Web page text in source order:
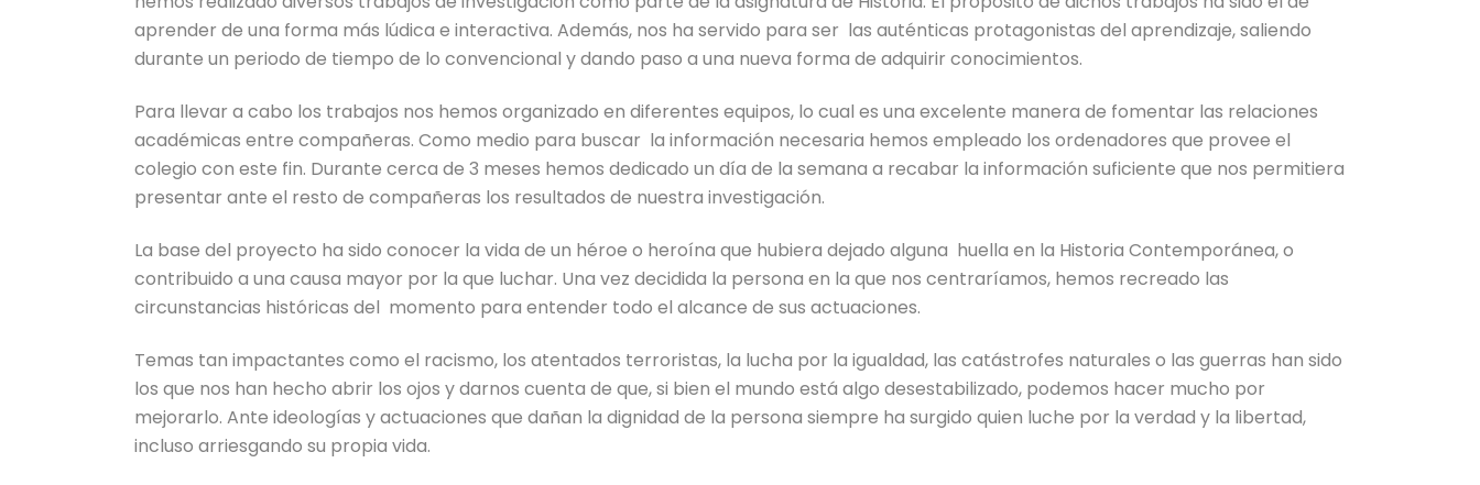
aprender de una forma más lúdica e interactiva. Además, nos ha servido para ser las auténticas protagonistas del aprendizaje, saliendo
durante un periodo de tiempo de lo convencional y dando paso a una nueva forma de adquirir conocimientos.
Para llevar a cabo los trabajos nos hemos organizado en diferentes equipos, lo cual es una excelente manera de fomentar las relaciones
académicas entre compañeras. Como medio para buscar la información necesaria hemos empleado los ordenadores que provee el
colegio con este fin. Durante cerca de 3 meses hemos dedicado un día de la semana a recabar la información suficiente que nos permitiera
presentar ante el resto de compañeras los resultados de nuestra investigación.
La base del proyecto ha sido conocer la vida de un héroe o heroína que hubiera dejado alguna huella en la Historia Contemporánea, o
contribuido a una causa mayor por la que luchar. Una vez decidida la persona en la que nos centraríamos, hemos recreado las
circunstancias históricas del momento para entender todo el alcance de sus actuaciones.
Temas tan impactantes como el racismo, los atentados terroristas, la lucha por la igualdad, las catástrofes naturales o las guerras han sido
los que nos han hecho abrir los ojos y darnos cuenta de que, si bien el mundo está algo desestabilizado, podemos hacer mucho por
mejorarlo. Ante ideologías y actuaciones que dañan la dignidad de la persona siempre ha surgido quien luche por la verdad y la libertad,
incluso arriesgando su propia vida.